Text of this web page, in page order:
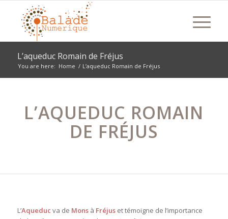
L’aqueduc Romain de Fréjus
You are here: Home / L’aqueduc Romain de Fréjus
L’AQUEDUC ROMAIN
DE FRÉJUS
L’Aqueduc va de Monsà Fréjuset témoigne de l’importance